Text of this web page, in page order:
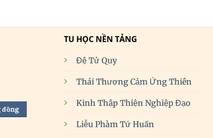
đồng
TU HỌC NỀN TẢNG
Đệ Tử Quy
Thái Thượng Cảm Ứng Thiên
Kinh Thập Thiện Nghiệp Đạo
Liễu Phàm Tứ Huấn